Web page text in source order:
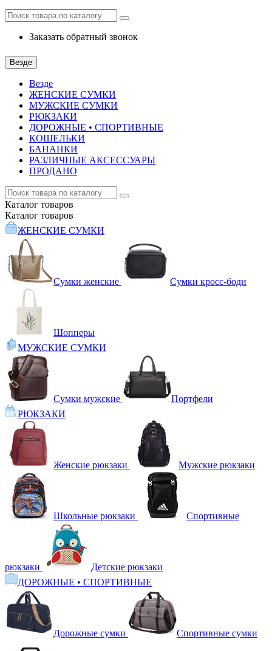
Заказать обратный звонок
Везде
Везде
ЖЕНСКИЕ СУМКИ
МУЖСКИЕ СУМКИ
РЮКЗАКИ
ДОРОЖНЫЕ • СПОРТИВНЫЕ
КОШЕЛЬКИ
БАНАНКИ
РАЗЛИЧНЫЕ АКСЕССУАРЫ
ПРОДАНО
Каталог товаров
Каталог товаров
ЖЕНСКИЕ СУМКИ
Сумки женские Сумки кросс-боди
Шопперы
МУЖСКИЕ СУМКИ
Сумки мужские
Портфели
РЮКЗАКИ
Женские рюкзаки Мужские рюкзаки
Школьные рюкзаки Спортивные
рюкзаки
Детские рюкзаки
ДОРОЖНЫЕ • СПОРТИВНЫЕ
Дорожные сумки Спортивные сумки